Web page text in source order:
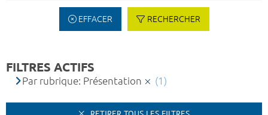
EFFACER RECHERCHER
FILTRES ACTIFS
Par rubrique: Présentation (1)